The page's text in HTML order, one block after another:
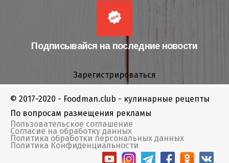
Подписывайся на последние новости
Зарегистрироваться
© 2017-2020 - Foodman.club - кулинарные рецепты
По вопросам размещения рекламы
Пользовательское соглашение
Согласие на обработку данных
Политика обработки персональных данных
Политика Конфиденциальности